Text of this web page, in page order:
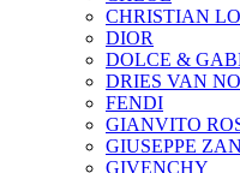
CHRISTIAN
DIOR
DOLCE &
DRIES VAN
FENDI
GIANVITO
GIUSEPPE
GIVENCHY